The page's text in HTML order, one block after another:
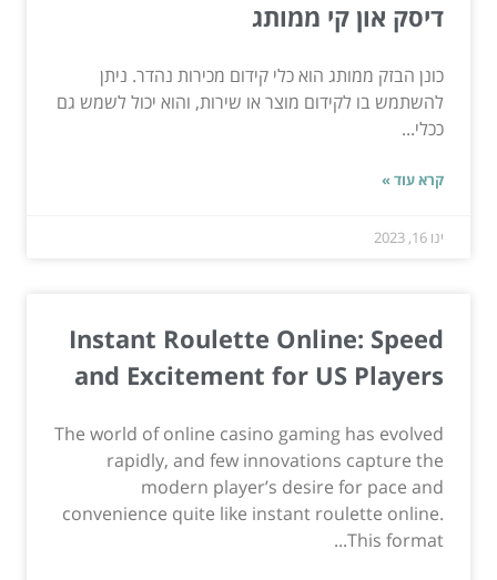
דיסק און קי ממותג
כונן הבזק ממותג הוא כלי קידום מכירות נהדר. ניתן
להשתמש בו לקידום מוצר או שירות, והוא יכול לשמש גם
ככלי...
קרא עוד »
ינו 16, 2023
Instant Roulette Online: Speed
and Excitement for US Players
The world of online casino gaming has evolved
rapidly, and few innovations capture the
modern player’s desire for pace and
convenience quite like instant roulette online.
This format...